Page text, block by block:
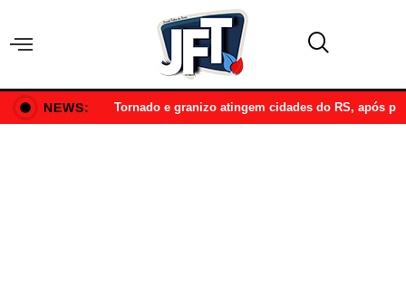
NEWS: Tornado e granizo atingem cidades do RS, após